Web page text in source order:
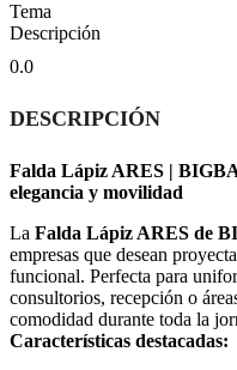
Tema
Descripción
0.0
DESCRIPCIÓN
Falda Lápiz ARES |
elegancia y movilidad
La Falda Lápiz ARES de
empresas que desean
funcional. Perfecta para
consultorios, recepción o
comodidad durante toda la
Características destacadas: